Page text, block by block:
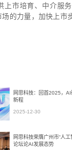
上市培育、中介服
场的力量，加快上市
网思科技：回首2025，
新程
2025-12-30
网思科技荣膺广州市“人
论坛论AI发展态势